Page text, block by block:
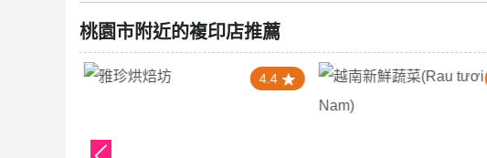
桃園市附近的複印店推薦
4.4